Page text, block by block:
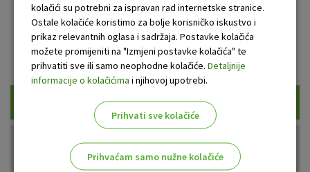
Bankomat Poslovnica
Prikaži samo uplatne bankomate
kolačići su potrebni za ispravan rad internetske stranice.
Ostale kolačiće koristimo za bolje korisničko iskustvo i
prikaz relevantnih oglasa i sadržaja. Postavke kolačića
možete promijeniti na "Izmjeni postavke kolačića" te
prihvatiti sve ili samo neophodne kolačiće. Detaljnije
informacije o kolačićima i njihovoj upotrebi.
Prihvati sve kolačiće
Prihvaćam samo nužne kolačiće